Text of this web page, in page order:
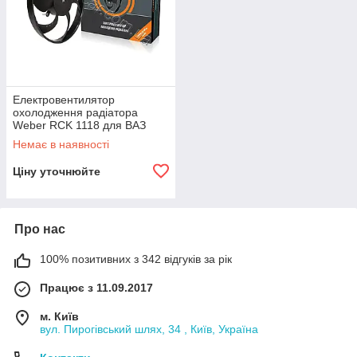
Електровентилятор
охолодження радіатора
Weber RCK 1118 для ВАЗ
1117-1119 Калина, ВАЗ 2123
Шевроле Нива
Немає в наявності
Ціну уточнюйте
Про нас
100% позитивних з 342 відгуків за рік
Працює з 11.09.2017
м. Київ
вул. Пирогівський шлях, 34 , Київ, Україна